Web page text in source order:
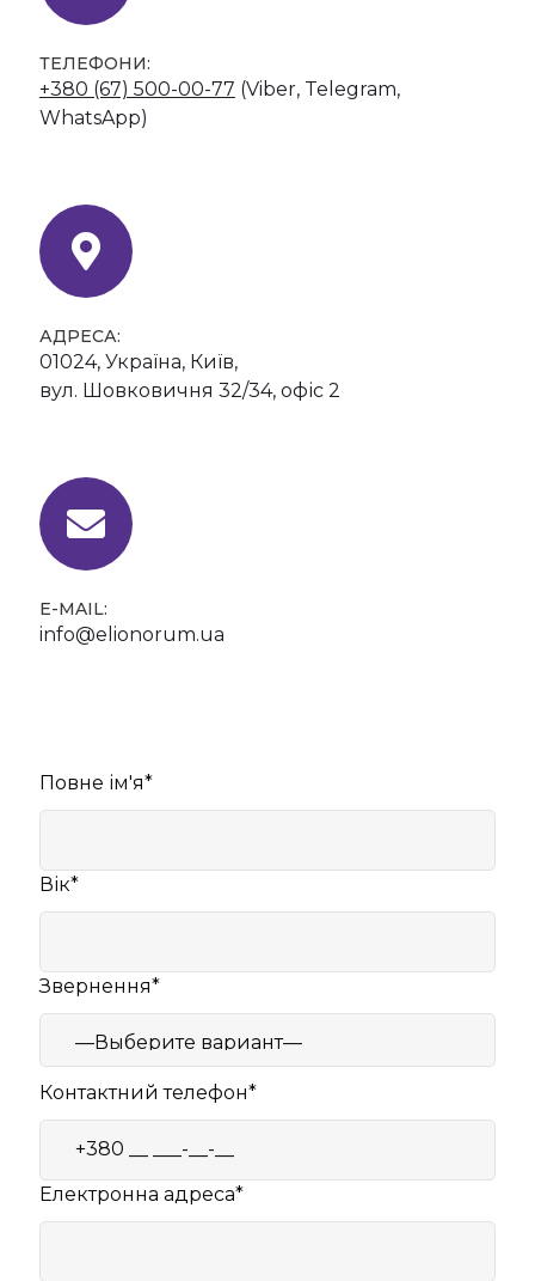
ТЕЛЕФОНИ:
+380 (67) 500-00-77 (Viber, Telegram,
WhatsApp)
АДРЕСА:
01024, Україна, Київ,
вул. Шовковичня 32/34, офіс 2
E-MAIL:
info@elionorum.ua
Повне ім'я*
Вік*
Звернення*
Контактний телефон*
Електронна адреса*